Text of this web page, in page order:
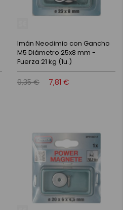
Imán Neodimio con Gancho
M5 Diámetro 25x8 mm -
Fuerza 21 kg (1u.)
9,35 € 7,81 €